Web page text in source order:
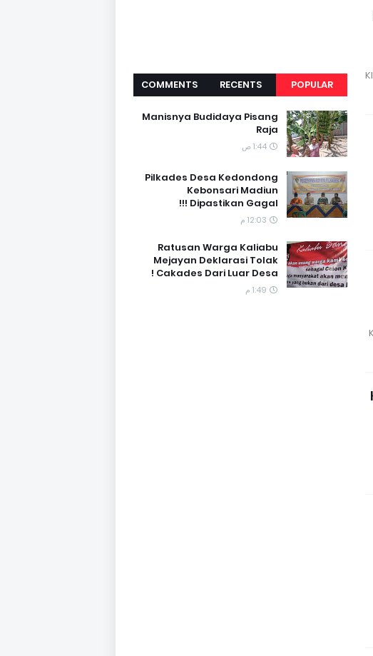
POPULAR
RECENTS
COMMENTS
Manisnya Budidaya Pisang
Raja
1:44 ص
Pilkades Desa Kedondong
Kebonsari Madiun
Dipastikan Gagal !!!
12:03 م
Ratusan Warga Kaliabu
Mejayan Deklarasi Tolak
Cakades Dari Luar Desa !
1:49 م